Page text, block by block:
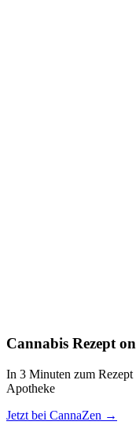
Cannabis Rezept
In 3 Minuten zum
Apotheke
Jetzt bei CannaZen →